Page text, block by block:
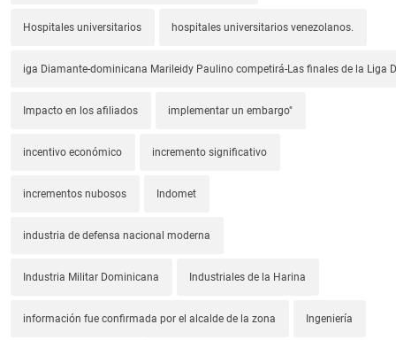
Hospitales universitarios hospitales universitarios venezolanos.
iga Diamante-dominicana Marileidy Paulino competirá-Las finales de la Liga
Impacto en los afiliados implementar un embargo"
incentivo económico incremento significativo
incrementos nubosos Indomet
industria de defensa nacional moderna
Industria Militar Dominicana Industriales de la Harina
información fue confirmada por el alcalde de la zona Ingeniería